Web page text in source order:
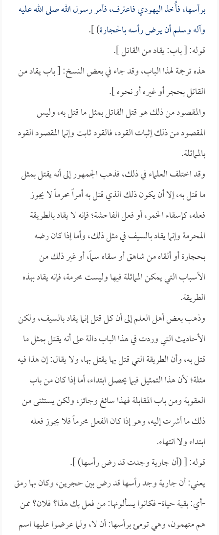
برأسها، فأُخذ اليهودي فاعترف، فأمر رسول الله صلى الله عليه
وآله وسلم أن يرض رأسه بالحجارة) ].
قوله: [ باب: يقاد من القاتل ].
هذه ترجمة لهذا الباب، وقد جاء في بعض النسخ: [ باب يقاد من
القاتل بحجر أو غيره أو نحوه ].
والمقصود من ذلك هو قتل القاتل بمثل ما قتل به، وليس
المقصود من ذلك إثبات القود، فالقود ثابت وإنما المقصود القود
بالمماثلة.
وقد اختلف العلماء في ذلك، فذهب الجمهور إلى أنه يقتل بمثل
ما قتل به، إلا أن يكون ذلك الذي قتل به أمراً محرماً لا يجوز
فعله، كإسقاء الخمر، أو فعل الفاحشة؛ فإنه لا يقاد بالطريقة
المحرمة وإنما يقاد بالسيف في مثل ذلك، وأما إذا كان رضه
بحجارة أو ألقاه من شاهق أو سقاه سماً، أو غير ذلك من
الأسباب التي يمكن المماثلة فيها وليست محرمة، فإنه يقاد بهذه
الطريقة.
وذهب بعض أهل العلم إلى أن كل قتل إنما يقاد بالسيف، ولكن
الأحاديث التي وردت في هذا الباب دالة على أنه يقتل بمثل ما
قتل به، وأن الطريقة التي قتل بها يقتل بها، ولا يقال: إن هذا فيه
مثلة؛ لأن هذا التمثيل فيما يحصل ابتداء، أما إذا كان من باب
العقوبة ومن باب المقابلة فهذا سائغ وجائز، ولكن يستثنى من
ذلك ما أشرت إليه، وهو إذا كان الفعل محرماً فلا يجوز فعله
ابتداء ولا انتهاء.
قوله: [ (أن جارية وجدت قد رض رأسها) ].
يعني: أن جارية وجد رأسها قد رض بين حجرين، وكان بها رمق
-أي: بقية حياة- فكانوا يسألونها: من فعل بك هذا؟ فلان؟ ممن
هم متهمون، وهي تومئ برأسها: أن لا، ولما عرضوا عليها اسم